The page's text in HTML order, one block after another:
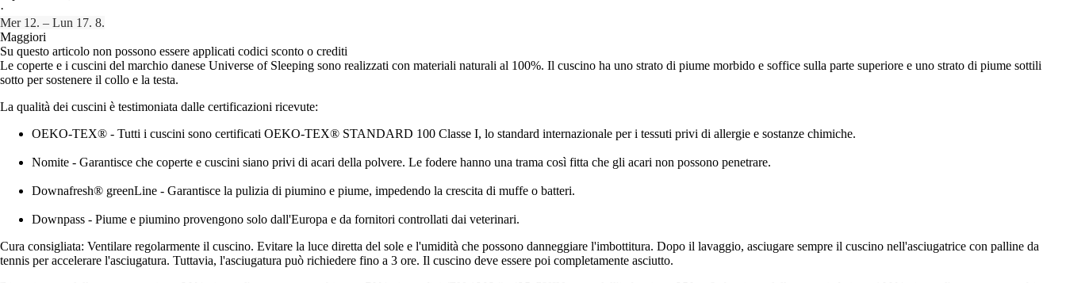
·
Mer 12. – Lun 17. 8.
Maggiori
Su questo articolo non possono essere applicati codici sconto o crediti
Le coperte e i cuscini del marchio danese Universe of Sleeping sono realizzati con materiali naturali al 100%. Il cuscino ha uno strato di piume morbido e soffice sulla parte superiore e uno strato di piume sottili
sotto per sostenere il collo e la testa.
La qualità dei cuscini è testimoniata dalle certificazioni ricevute:
OEKO-TEX® - Tutti i cuscini sono certificati OEKO-TEX® STANDARD 100 Classe I, lo standard internazionale per i tessuti privi di allergie e sostanze chimiche.
Nomite - Garantisce che coperte e cuscini siano privi di acari della polvere. Le fodere hanno una trama così fitta che gli acari non possono penetrare.
Downafresh® greenLine - Garantisce la pulizia di piumino e piume, impedendo la crescita di muffe o batteri.
Downpass - Piume e piumino provengono solo dall'Europa e da fornitori controllati dai veterinari.
Cura consigliata: Ventilare regolarmente il cuscino. Evitare la luce diretta del sole e l'umidità che possono danneggiare l'imbottitura. Dopo il lavaggio, asciugare sempre il cuscino nell'asciugatrice con palline da
tennis per accelerare l'asciugatura. Tuttavia, l'asciugatura può richiedere fino a 3 ore. Il cuscino deve essere poi completamente asciutto.